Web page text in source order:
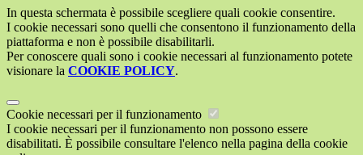
In questa schermata è possibile scegliere quali cookie consentire.
I cookie necessari sono quelli che consentono il funzionamento della
piattaforma e non è possibile disabilitarli.
Per conoscere quali sono i cookie necessari al funzionamento potete
visionare la COOKIE POLICY.
Cookie necessari per il funzionamento
I cookie necessari per il funzionamento non possono essere
disabilitati. È possibile consultare l'elenco nella pagina della cookie